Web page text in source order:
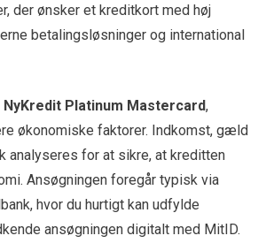
der ønsker et kreditkort med høj
betalingsløsninger og international
NyKredit Platinum Mastercard,
økonomiske faktorer. Indkomst, gæld
analyseres for at sikre, at kreditten
Ansøgningen foregår typisk via
hvor du hurtigt kan udfylde
ansøgningen digitalt med MitID.